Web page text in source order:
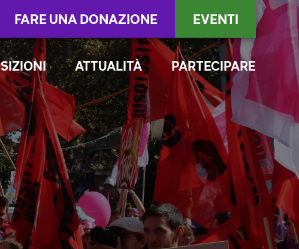
ATTUALITÀ PARTECIPARE
FARE UNA DONAZIONE EVENTI